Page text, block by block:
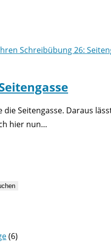
die Seitengasse. Daraus
hier nun…
(6)